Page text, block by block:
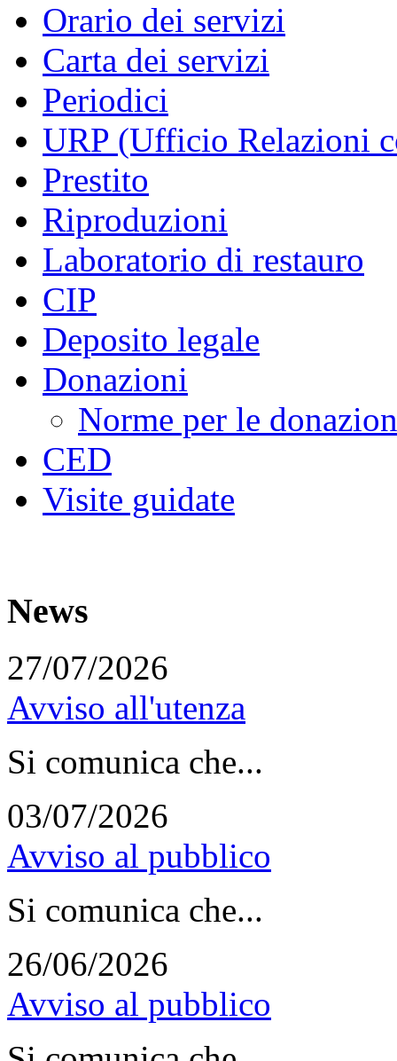
Orario dei servizi
Carta dei servizi
Periodici
URP (Ufficio Relazioni
Prestito
Riproduzioni
Laboratorio di restauro
CIP
Deposito legale
Donazioni
Norme per le
CED
Visite guidate
News
27/07/2026
Avviso all'utenza
Si comunica che...
03/07/2026
Avviso al pubblico
Si comunica che...
26/06/2026
Avviso al pubblico